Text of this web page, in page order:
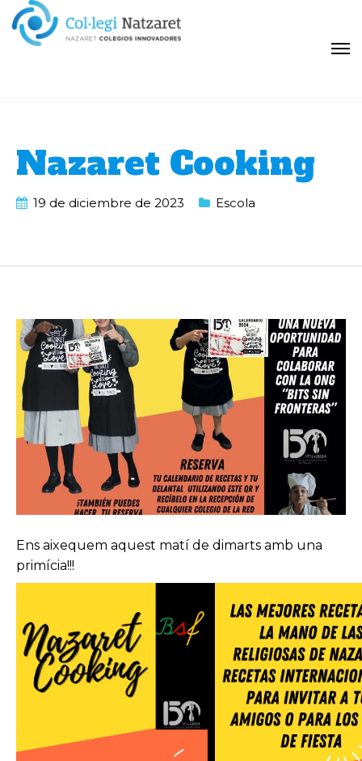
Nazaret Cooking
19 de diciembre de 2023 Escola
Ens aixequem aquest matí de dimarts amb una
primícia!!!